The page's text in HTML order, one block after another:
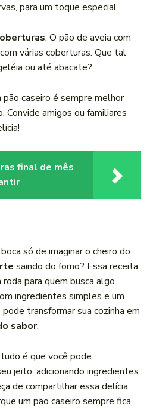
para um toque especial.
: O pão de aveia com
várias coberturas. Que tal
ou até abacate?
pão caseiro é sempre melhor
Convide amigos ou familiares
final de mês
só de imaginar o cheiro do
saindo do forno? Essa receita
para quem busca algo
ingredientes simples e um
transformar sua cozinha em
sabor.
é que você pode
jeito, adicionando ingredientes
de compartilhar essa delícia
um pão caseiro sempre fica